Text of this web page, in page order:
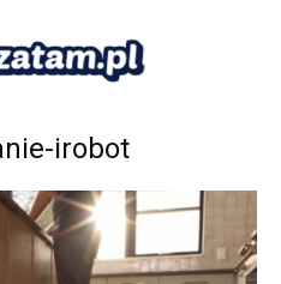
irobot